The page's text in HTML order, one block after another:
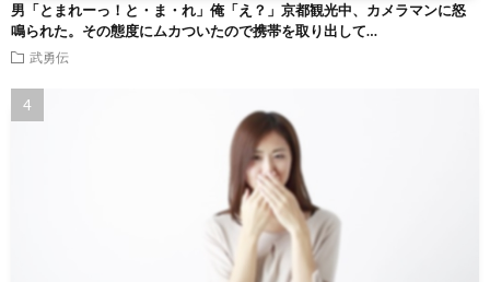
男「とまれーっ！と・ま・れ」俺「え？」京都観光中、カメラマンに怒
鳴られた。その態度にムカついたので携帯を取り出して…
武勇伝